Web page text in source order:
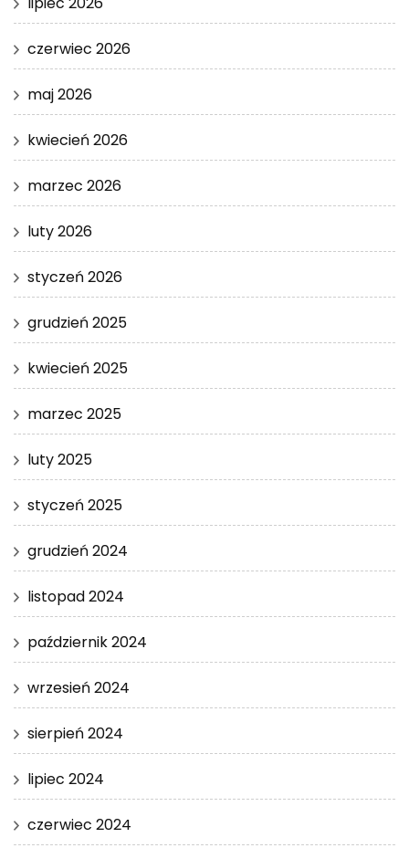
czerwiec 2026
maj 2026
kwiecień 2026
marzec 2026
luty 2026
styczeń 2026
grudzień 2025
kwiecień 2025
marzec 2025
luty 2025
styczeń 2025
grudzień 2024
listopad 2024
październik 2024
wrzesień 2024
sierpień 2024
lipiec 2024
czerwiec 2024